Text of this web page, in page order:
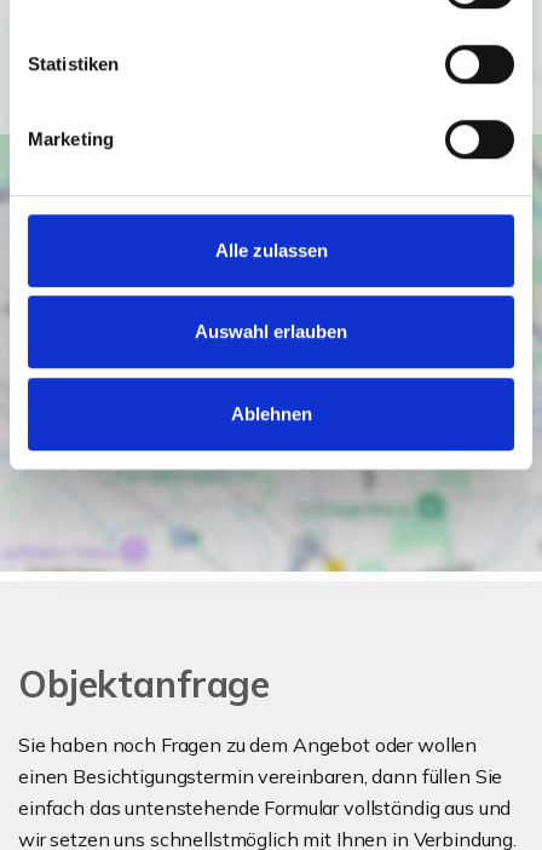
Statistiken
Marketing
Alle zulassen
Auswahl erlauben
Ablehnen
Objektanfrage
Sie haben noch Fragen zu dem Angebot oder wollen
einen Besichtigungstermin vereinbaren, dann füllen Sie
einfach das untenstehende Formular vollständig aus und
wir setzen uns schnellstmöglich mit Ihnen in Verbindung.